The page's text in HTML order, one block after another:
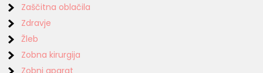
Zaščitna oblačila
Zdravje
Žleb
Zobna kirurgija
Zobni aparat